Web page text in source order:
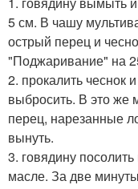
5 см. В чашу
острый перец и
"Поджаривание" на
2. прокалить чеснок
выбросить. В это же
перец, нарезанные
вынуть.
3. говядину
масле. За две